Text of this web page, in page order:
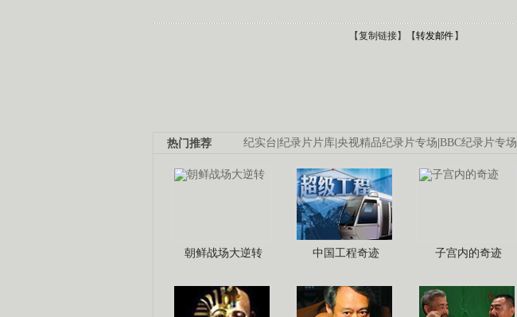
【复制链接】【转发邮件 】
纪实台 纪录片片库 央视精品纪录片专场 BBC纪录片专场
热门推荐
朝鲜战场大逆转 中国工程奇迹 子宫内的奇迹